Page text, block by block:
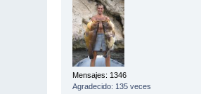
Mensajes: 1346
Agradecido: 135 veces